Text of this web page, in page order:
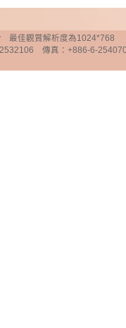
最佳觀賞解析度為1024*768
2532106 傳真：+886-6-